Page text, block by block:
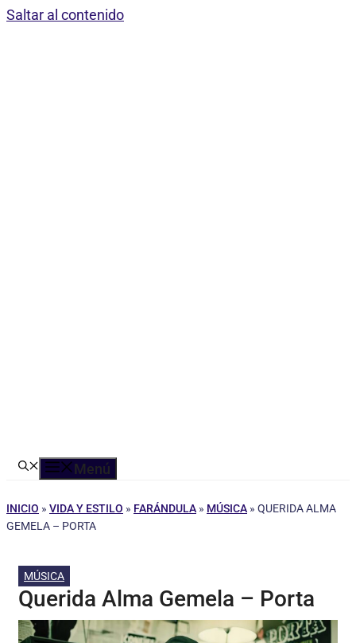
Saltar al contenido
Menú
INICIO » VIDA Y ESTILO » FARÁNDULA » MÚSICA » QUERIDA ALMA
GEMELA – PORTA
MÚSICA
Querida Alma Gemela – Porta